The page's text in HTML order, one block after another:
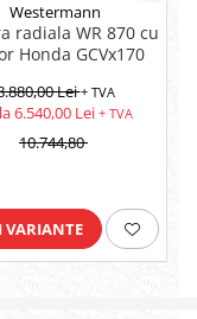
Westermann
radiala WR 870 cu
Honda GCVx170
Lei+ TVA
6.540,00 Lei + TVA
10.744,80
VARIANTE